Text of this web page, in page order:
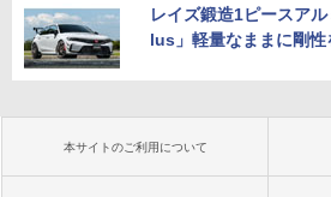
レイズ鍛造1ピースア
lus」軽量なままに剛性
本サイトのご利用について